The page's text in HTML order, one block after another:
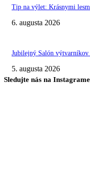
Tip na výlet: Krásnymi
6. augusta 2026
Jubilejný Salón
5. augusta 2026
Sledujte nás na Instagrame